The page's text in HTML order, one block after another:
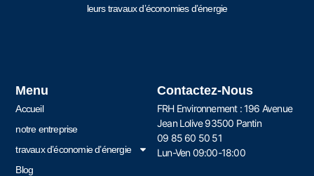
leurs travaux d’économies d’énergie
Menu
Accueil
notre entreprise
travaux d’économie d’énergie
Blog
Contactez-Nous
FRH Environnement : 196 Avenue
Jean Lolive 93500 Pantin
09 85 60 50 51
Lun-Ven 09:00-18:00